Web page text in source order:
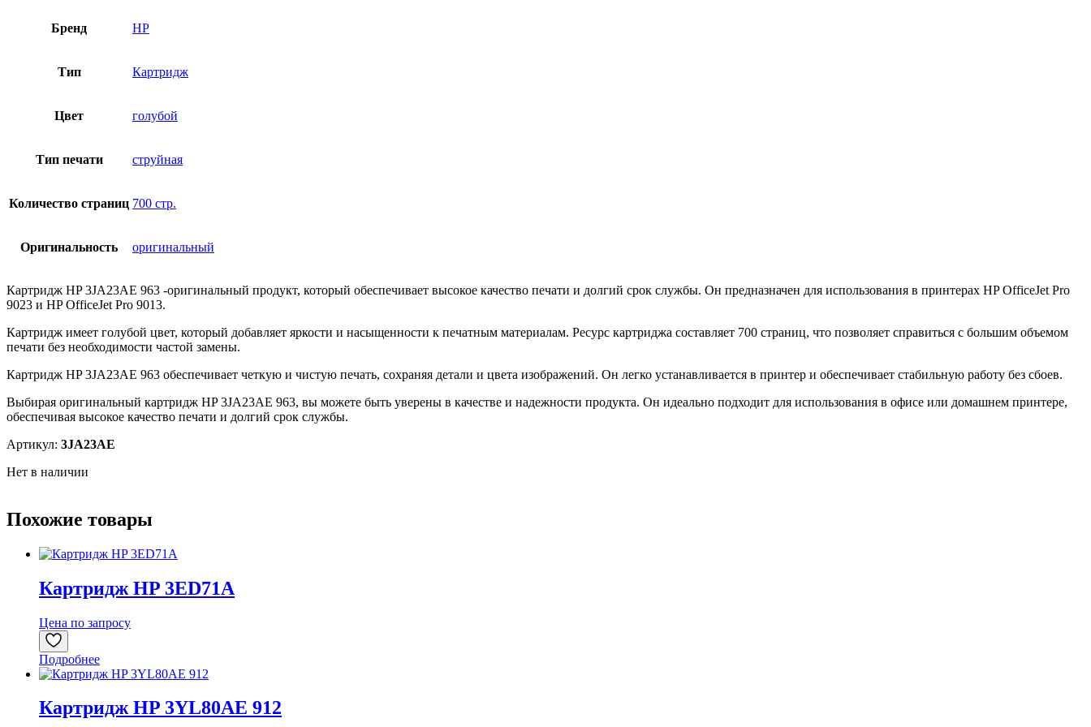
Бренд HP
Тип Картридж
Цвет голубой
Тип печати струйная
Количество страниц 700 стр.
Оригинальность оригинальный
Картридж HP 3JA23AE 963 -оригинальный продукт, который обеспечивает высокое качество печати и долгий срок службы. Он предназначен для использования в принтерах HP OfficeJet Pro
9023 и HP OfficeJet Pro 9013.
Картридж имеет голубой цвет, который добавляет яркости и насыщенности к печатным материалам. Ресурс картриджа составляет 700 страниц, что позволяет справиться с большим объемом
печати без необходимости частой замены.
Картридж HP 3JA23AE 963 обеспечивает четкую и чистую печать, сохраняя детали и цвета изображений. Он легко устанавливается в принтер и обеспечивает стабильную работу без сбоев.
Выбирая оригинальный картридж HP 3JA23AE 963, вы можете быть уверены в качестве и надежности продукта. Он идеально подходит для использования в офисе или домашнем принтере,
обеспечивая высокое качество печати и долгий срок службы.
Артикул: 3JA23AE
Нет в наличии
Похожие товары
Картридж HP 3ED71A
Цена по запросу
Подробнее
Картридж HP 3YL80AE 912